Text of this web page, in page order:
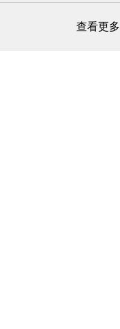
查看更多